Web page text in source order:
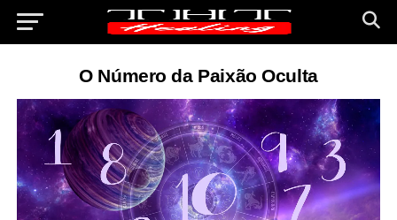
O Número da Paixão Oculta